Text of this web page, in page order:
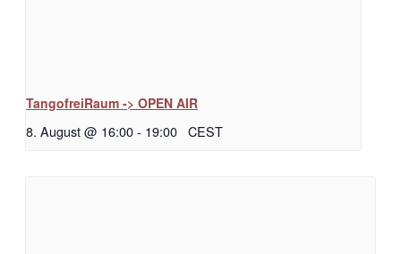
TangofreiRaum -> OPEN AIR
8. August @ 16:00- 19:00 CEST